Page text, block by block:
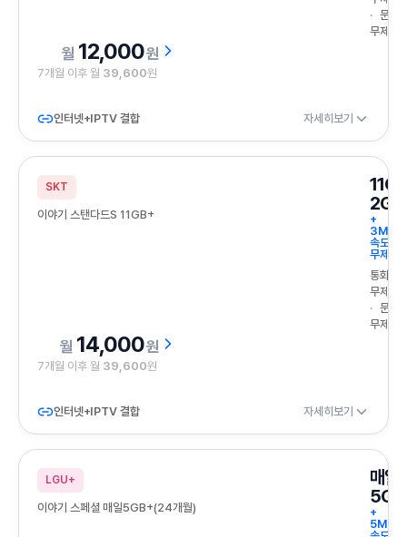
문자
무제한
12,000원
7개월 이후 월 39,600원
인터넷+IPTV 결합 자세히보기
SKT
이야기 스탠다드S 11GB+
2GB
+
속도
무제한
통화
무제한
문자
무제한
14,000원
7개월 이후 월 39,600원
인터넷+IPTV 결합 자세히보기
LGU+
이야기 스페셜 매일5GB+(24개월)
매일
5GB
+